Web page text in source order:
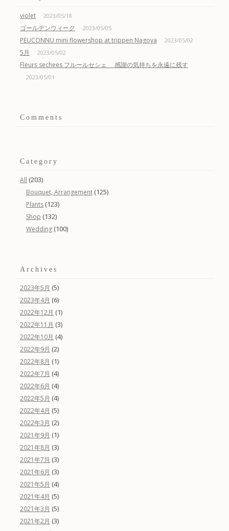
violet 2023/05/18
ゴールデンウィーク 2023/05/05
PEUCONNU mini flowershop at trippen Nagoya 2023/05/02
5月 2023/05/02
Fleurs sechees フルールセシェ 感謝の気持ちを永遠に残す
2023/05/01
Comments
Category
All (203)
Bouquet, Arrangement (125)
Plants (123)
Shop (132)
Wedding (100)
Archives
2023年5月 (5)
2023年4月 (6)
2022年12月 (1)
2022年11月 (3)
2022年10月 (4)
2022年9月 (2)
2022年8月 (1)
2022年7月 (4)
2022年6月 (4)
2022年5月 (4)
2022年4月 (5)
2022年3月 (2)
2021年9月 (1)
2021年8月 (3)
2021年7月 (3)
2021年6月 (3)
2021年5月 (4)
2021年4月 (5)
2021年3月 (5)
2021年2月 (3)